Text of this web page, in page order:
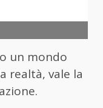
un mondo
realtà, vale la